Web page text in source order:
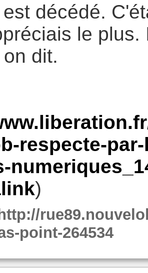
décédé.
le
dit.
respecte-
)
http://
point-264534